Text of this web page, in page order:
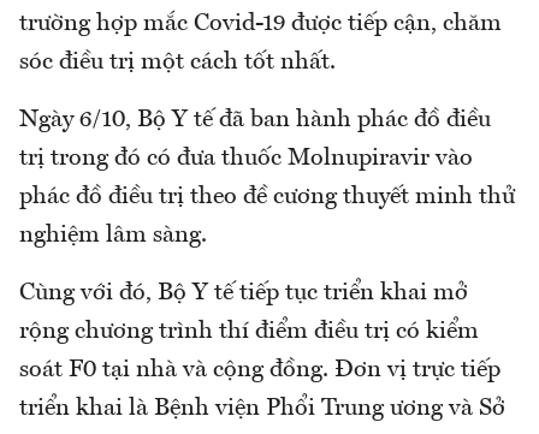
trường hợp mắc Covid-19 được tiếp cận, chăm
sóc điều trị một cách tốt nhất.
Ngày 6/10, Bộ Y tế đã ban hành phác đồ điều
trị trong đó có đưa thuốc Molnupiravir vào
phác đồ điều trị theo đề cương thuyết minh thử
nghiệm lâm sàng.
Cùng với đó, Bộ Y tế tiếp tục triển khai mở
rộng chương trình thí điểm điều trị có kiểm
soát F0 tại nhà và cộng đồng. Đơn vị trực tiếp
triển khai là Bệnh viện Phổi Trung ương và Sở